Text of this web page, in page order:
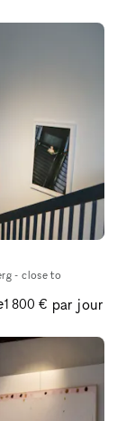
1 800 € par jour